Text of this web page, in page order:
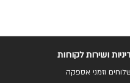
ושירות לקוחות
וזמני אספקה